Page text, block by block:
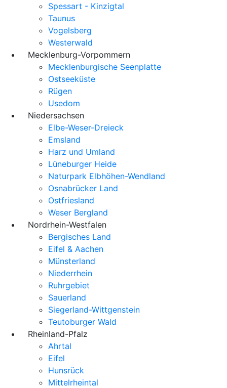
Spessart - Kinzigtal
Taunus
Vogelsberg
Westerwald
Mecklenburg-Vorpommern
Mecklenburgische Seenplatte
Ostseeküste
Rügen
Usedom
Niedersachsen
Elbe-Weser-Dreieck
Emsland
Harz und Umland
Lüneburger Heide
Naturpark Elbhöhen-Wendland
Osnabrücker Land
Ostfriesland
Weser Bergland
Nordrhein-Westfalen
Bergisches Land
Eifel & Aachen
Münsterland
Niederrhein
Ruhrgebiet
Sauerland
Siegerland-Wittgenstein
Teutoburger Wald
Rheinland-Pfalz
Ahrtal
Eifel
Hunsrück
Mittelrheintal